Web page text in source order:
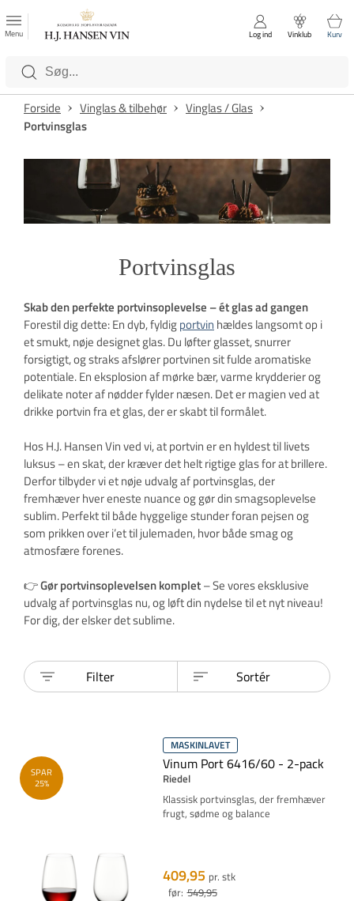
Luk
Kategorier
Menu Log ind Vinklub Kurv
Forside Vinglas & tilbehør
Vinglas / Glas
Portvinsglas
Portvinsglas
Skab den perfekte portvinsoplevelse – ét glas ad gangen
Forestil dig dette: En dyb, fyldigportvin hældes langsomt op i
et smukt, nøje designet glas. Du løfter glasset, snurrer
forsigtigt, og straks afslører portvinen sit fulde aromatiske
potentiale. En eksplosion af mørke bær, varme krydderier og
delikate noter af nødder fylder næsen. Det er magien ved at
drikke portvin fra et glas, der er skabt til formålet.
Hos H.J. Hansen Vin ved vi, at portvin er en hyldest til livets
luksus – en skat, der kræver det helt rigtige glas for at brillere.
Derfor tilbyder vi et nøje udvalg af portvinsglas, der
fremhæver hver eneste nuance og gør din smagsoplevelse
sublim. Perfekt til både hyggelige stunder foran pejsen og
som prikken over i’et til julemaden, hvor både smag og
atmosfære forenes.
👉Gør portvinsoplevelsen komplet– Se vores eksklusive
udvalg af portvinsglas nu, og løft din nydelse til et nyt niveau!
For dig, der elsker det sublime.
Filter Sortér
SPAR
25%
MASKINLAVET
Vinum Port 6416/60 - 2-pack
Riedel
Klassisk portvinsglas, der fremhæver
frugt, sødme og balance
409,95 pr. stk
før: 549,95